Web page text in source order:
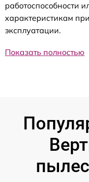
работоспособности
характеристикам
эксплуатации.
Показать полностью